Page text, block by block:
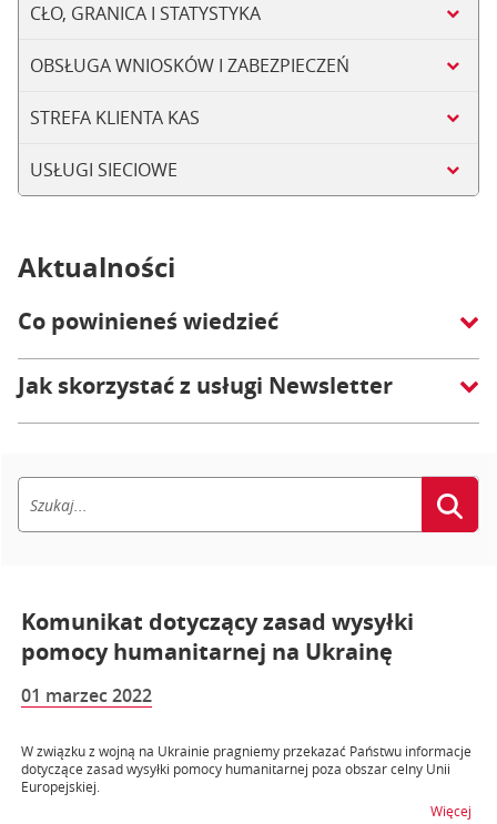
CŁO, GRANICA I STATYSTYKA
OBSŁUGA WNIOSKÓW I ZABEZPIECZEŃ
STREFA KLIENTA KAS
USŁUGI SIECIOWE
Aktualności
Co powinieneś wiedzieć
Jak skorzystać z usługi Newsletter
Komunikat dotyczący zasad wysyłki
pomocy humanitarnej na Ukrainę
01 marzec 2022
W związku z wojną na Ukrainie pragniemy przekazać Państwu informacje
dotyczące zasad wysyłki pomocy humanitarnej poza obszar celny Unii
Europejskiej.
Więcej